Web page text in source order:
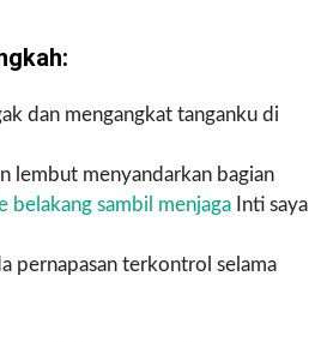
dan mengangkat tanganku di
lembut menyandarkan bagian
belakang sambil menjaga Inti saya
pernapasan terkontrol selama